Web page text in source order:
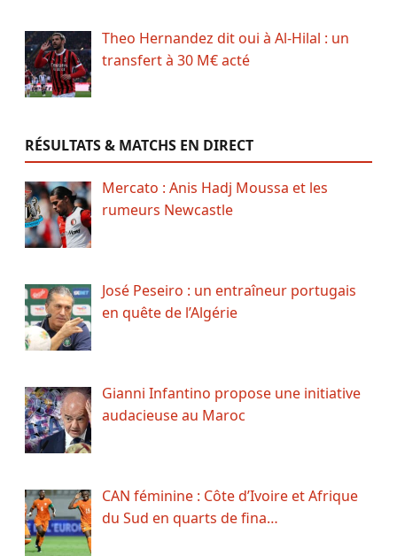
Theo Hernandez dit oui à Al-Hilal : un
transfert à 30 M€ acté
RÉSULTATS & MATCHS EN DIRECT
Mercato : Anis Hadj Moussa et les
rumeurs Newcastle
José Peseiro : un entraîneur portugais
en quête de l’Algérie
Gianni Infantino propose une initiative
audacieuse au Maroc
CAN féminine : Côte d’Ivoire et Afrique
du Sud en quarts de fina…